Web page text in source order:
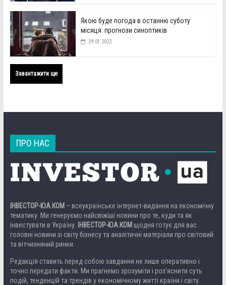
Якою буде погода в останню суботу
місяця: прогнози синоптиків
29.01.2022
Завантажити ще
ПРО НАС
ІНВЕСТОР-ЮА.КОМ – всеукраїнське інтернет-видання на економічну
тематику. Ми генеруємо найсвіжіші новини про те, куди та як
інвестувати в Україну.
ІНВЕСТОР-ЮА.КОМ щодня готує для вас
головні новини зі світу бізнесу та аналітичні матеріали про світовий
та вітчизняний ринки.
Редакція ставить перед собою завдання не лише оперативно і
точно передати факти. Ми прагнемо зрозуміти і роз’яснити суть
подій, тенденцій та трендів у економічному житті країни і світу.